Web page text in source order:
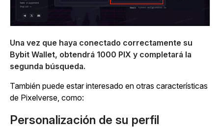
Una vez que haya conectado correctamente su
Bybit Wallet, obtendrá 1000 PIX y completará la
segunda búsqueda.
También puede estar interesado en otras características
de Pixelverse, como:
Personalización de su perfil